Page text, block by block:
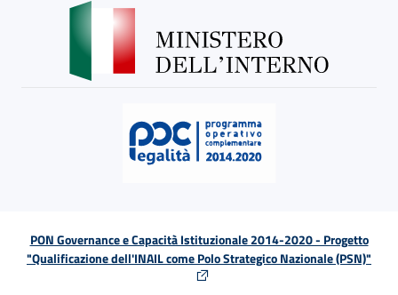
PON Governance e Capacità Istituzionale 2014-2020 - Progetto
"Qualificazione dell'INAIL come Polo Strategico Nazionale (PSN)"